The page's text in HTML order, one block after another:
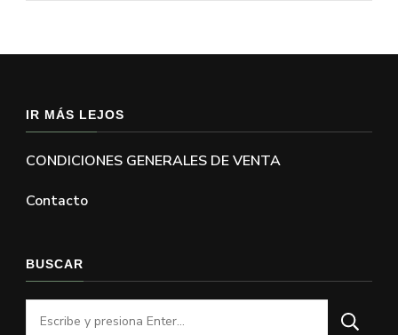
IR MÁS LEJOS
CONDICIONES GENERALES DE VENTA
Contacto
BUSCAR
¿Buscas